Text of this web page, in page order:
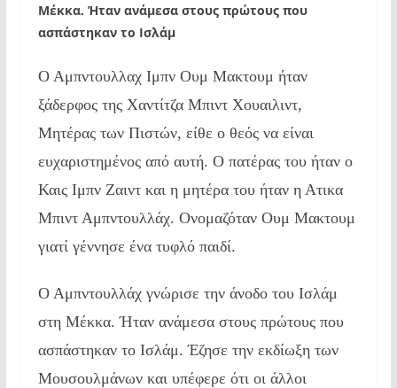
Μέκκα. Ήταν ανάμεσα στους πρώτους που
ασπάστηκαν το Ισλάμ
Ο Αμπντουλλαχ Ιμπν Ουμ Μακτουμ ήταν
ξάδερφος της Χαντίτζα Μπιντ Χουαιλιντ,
Μητέρας των Πιστών, είθε ο θεός να είναι
ευχαριστημένος από αυτή. Ο πατέρας του ήταν ο
Καις Ιμπν Ζαιντ και η μητέρα του ήταν η Ατικα
Μπιντ Αμπντουλλάχ. Ονομαζόταν Ουμ Μακτουμ
γιατί γέννησε ένα τυφλό παιδί.
Ο Αμπντουλλάχ γνώρισε την άνοδο του Ισλάμ
στη Μέκκα. Ήταν ανάμεσα στους πρώτους που
ασπάστηκαν το Ισλάμ. Έζησε την εκδίωξη των
Μουσουλμάνων και υπέφερε ότι οι άλλοι